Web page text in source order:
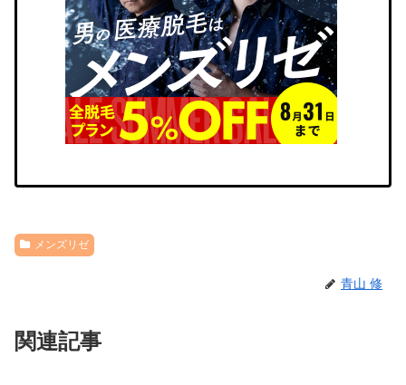
メンズリゼ
青山 修
関連記事